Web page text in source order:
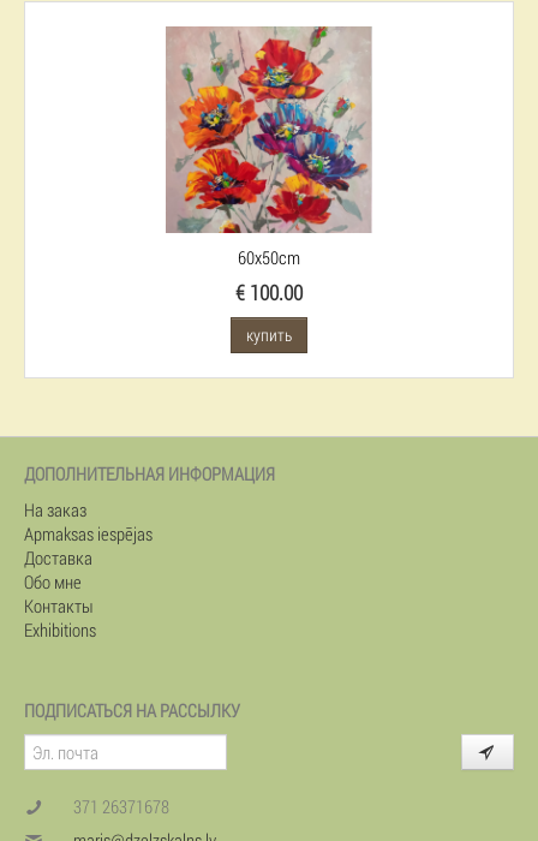
60x50cm
€ 100.00
купить
ДОПОЛНИТЕЛЬНАЯ ИНФОРМАЦИЯ
На заказ
Apmaksas iespējas
Доставка
Обо мне
Контакты
Exhibitions
ПОДПИСАТЬСЯ НА РАССЫЛКУ
371 26371678